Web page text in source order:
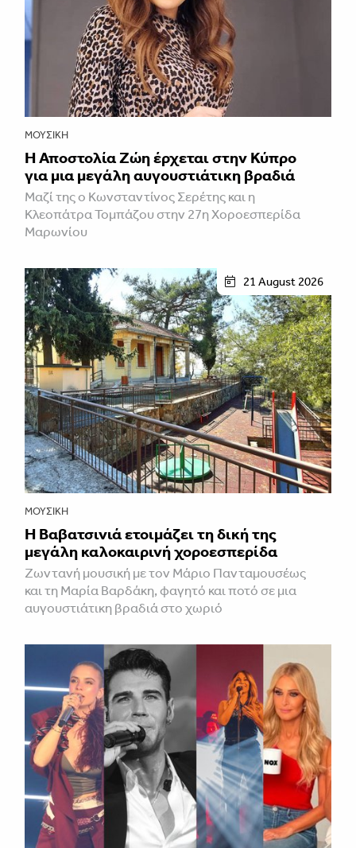
ΜΟΥΣΙΚΉ
Η Αποστολία Ζώη έρχεται στην Κύπρο
για μια μεγάλη αυγουστιάτικη βραδιά
Μαζί της ο Κωνσταντίνος Σερέτης και η
Κλεοπάτρα Τομπάζου στην 27η Χοροεσπερίδα
Μαρωνίου
21 August 2026
ΜΟΥΣΙΚΉ
Η Βαβατσινιά ετοιμάζει τη δική της
μεγάλη καλοκαιρινή χοροεσπερίδα
Ζωντανή μουσική με τον Μάριο Πανταμουσέως
και τη Μαρία Βαρδάκη, φαγητό και ποτό σε μια
αυγουστιάτικη βραδιά στο χωριό